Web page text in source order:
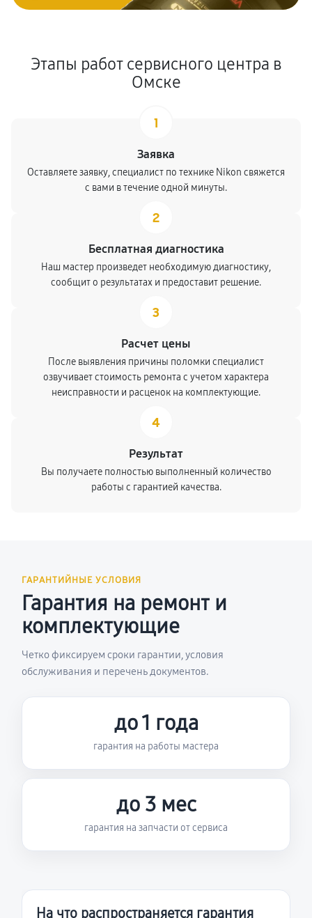
Этапы работ сервисного центра в
Омске
1
Заявка
Оставляете заявку, специалист по технике Nikon свяжется
с вами в течение одной минуты.
2
Бесплатная диагностика
Наш мастер произведет необходимую диагностику,
сообщит о результатах и предоставит решение.
3
Расчет цены
После выявления причины поломки специалист
озвучивает стоимость ремонта с учетом характера
неисправности и расценок на комплектующие.
4
Результат
Вы получаете полностью выполненный количество
работы с гарантией качества.
ГАРАНТИЙНЫЕ УСЛОВИЯ
Гарантия на ремонт и
комплектующие
Четко фиксируем сроки гарантии, условия
обслуживания и перечень документов.
до 1 года
гарантия на работы мастера
до 3 мес
гарантия на запчасти от сервиса
На что распространяется гарантия